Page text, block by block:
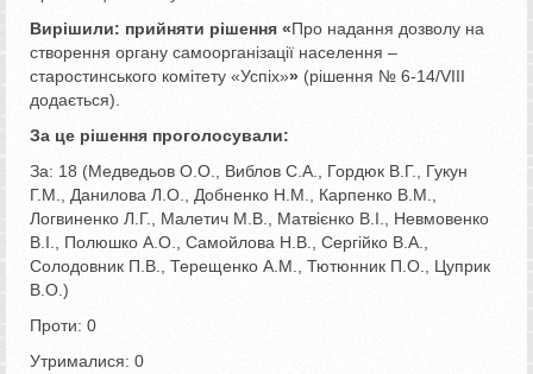
Вирішили: прийняти рішення «Про надання дозволу на
створення органу самоорганізації населення –
старостинського комітету «Успіх»» (рішення № 6-14/VІІІ
додається).
За це рішення проголосували:
За: 18 (Медведьов О.О., Виблов С.А., Гордюк В.Г., Гукун
Г.М., Данилова Л.О., Добненко Н.М., Карпенко В.М.,
Логвиненко Л.Г., Малетич М.В., Матвієнко В.І., Невмовенко
В.І., Полюшко А.О., Самойлова Н.В., Сергійко В.А.,
Солодовник П.В., Терещенко А.М., Тютюнник П.О., Цуприк
В.О.)
Проти: 0
Утрималися: 0